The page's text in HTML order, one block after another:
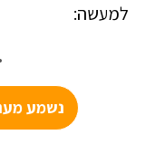
למעשה:
נשמע